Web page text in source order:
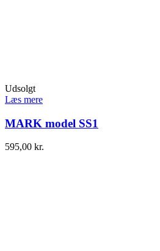
Udsolgt
Læs mere
MARK model SS1
595,00 kr.